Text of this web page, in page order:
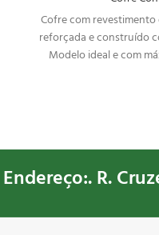
Cofre com
reforçada e construído
Modelo ideal e com
Endereço:. R.